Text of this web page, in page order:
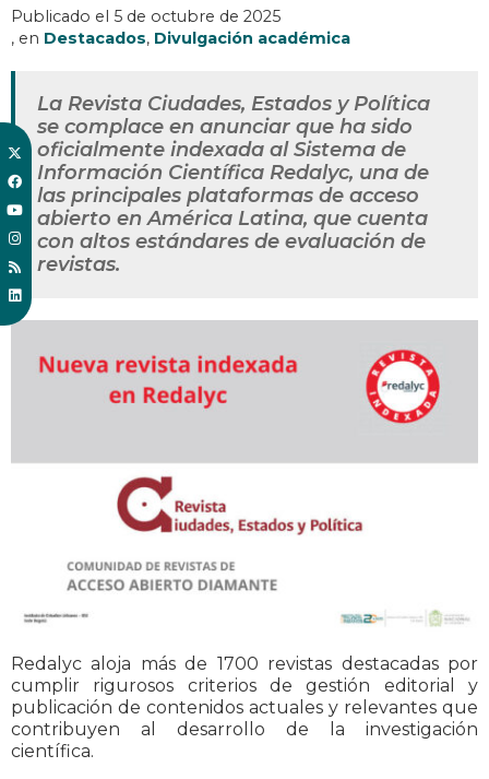
Publicado el 5 de octubre de 2025
, en Destacados, Divulgación académica
La Revista Ciudades, Estados y Política
se complace en anunciar que ha sido
oficialmente indexada al Sistema de
Información Científica Redalyc, una de
las principales plataformas de acceso
abierto en América Latina, que cuenta
con altos estándares de evaluación de
revistas.
Redalyc aloja más de 1700 revistas destacadas por
cumplir rigurosos criterios de gestión editorial y
publicación de contenidos actuales y relevantes que
contribuyen al desarrollo de la investigación
científica.